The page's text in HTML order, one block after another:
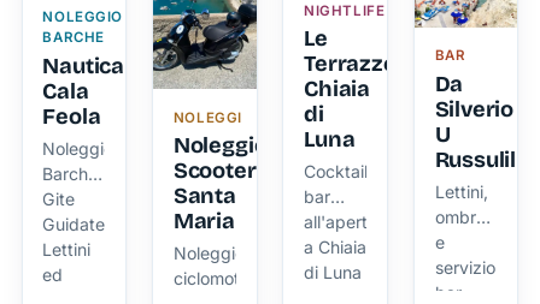
NOLEGGIO
BARCHE
Nautica
Cala
Feola
Noleggio
Barche,
Gite
Guidate,
Lettini
ed
NOLEGGI
Noleggio
Scooter
Santa
Maria
Noleggio
ciclomotori
NIGHTLIFE
Le
Terrazze
Chiaia
di
Luna
Cocktail
bar
all'aperto
a Chiaia
di Luna
BAR
Da
Silverio
U
Russulill
Lettini,
ombrelloni
e
servizio
bar.